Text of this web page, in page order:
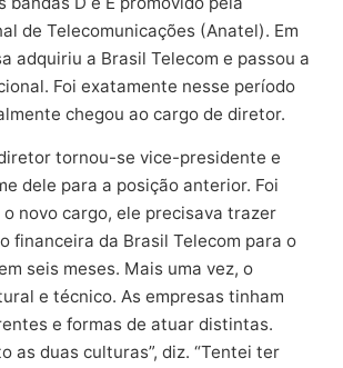
de Telecomunicações (Anatel). Em
adquiriu a Brasil Telecom e passou a
Foi exatamente nesse período
chegou ao cargo de diretor.
tornou-se vice-presidente e
dele para a posição anterior. Foi
o novo cargo, ele precisava trazer
financeira da Brasil Telecom para o
seis meses. Mais uma vez, o
e técnico. As empresas tinham
e formas de atuar distintas.
as duas culturas”, diz. “Tentei ter